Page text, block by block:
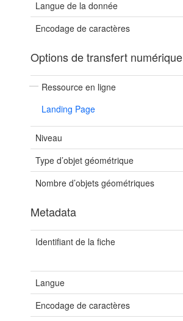
Langue de la donnée
Encodage de caractères
Options de transfert numérique
Ressource en ligne
Landing Page
Niveau
Type d’objet géométrique
Nombre d’objets géométriques
Metadata
Identifiant de la fiche
Langue
Encodage de caractères